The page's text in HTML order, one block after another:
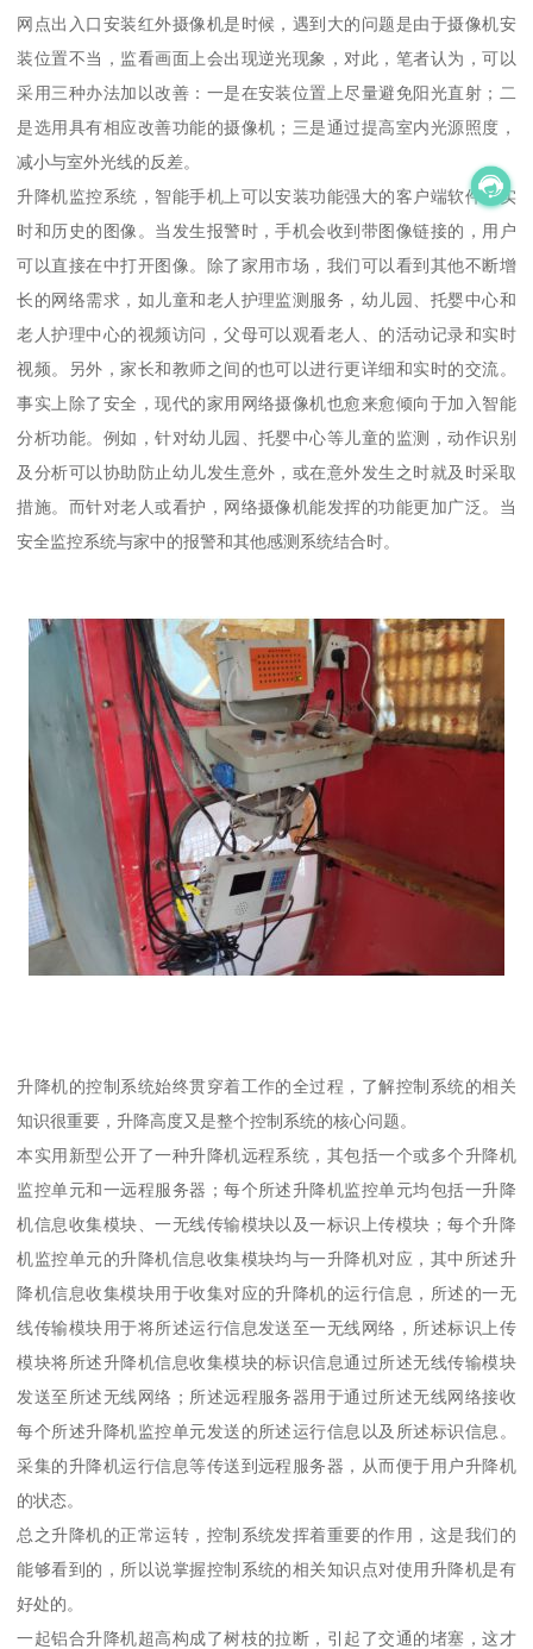
网点出入口安装红外摄像机是时候，遇到大的问题是由于摄像机安
装位置不当，监看画面上会出现逆光现象，对此，笔者认为，可以
采用三种办法加以改善：一是在安装位置上尽量避免阳光直射；二
是选用具有相应改善功能的摄像机；三是通过提高室内光源照度，
减小与室外光线的反差。
升降机监控系统，智能手机上可以安装功能强大的客户端软件，实
时和历史的图像。当发生报警时，手机会收到带图像链接的，用户
可以直接在中打开图像。除了家用市场，我们可以看到其他不断增
长的网络需求，如儿童和老人护理监测服务，幼儿园、托婴中心和
老人护理中心的视频访问，父母可以观看老人、的活动记录和实时
视频。另外，家长和教师之间的也可以进行更详细和实时的交流。
事实上除了安全，现代的家用网络摄像机也愈来愈倾向于加入智能
分析功能。例如，针对幼儿园、托婴中心等儿童的监测，动作识别
及分析可以协助防止幼儿发生意外，或在意外发生之时就及时采取
措施。而针对老人或看护，网络摄像机能发挥的功能更加广泛。当
安全监控系统与家中的报警和其他感测系统结合时。
升降机的控制系统始终贯穿着工作的全过程，了解控制系统的相关
知识很重要，升降高度又是整个控制系统的核心问题。
本实用新型公开了一种升降机远程系统，其包括一个或多个升降机
监控单元和一远程服务器；每个所述升降机监控单元均包括一升降
机信息收集模块、一无线传输模块以及一标识上传模块；每个升降
机监控单元的升降机信息收集模块均与一升降机对应，其中所述升
降机信息收集模块用于收集对应的升降机的运行信息，所述的一无
线传输模块用于将所述运行信息发送至一无线网络，所述标识上传
模块将所述升降机信息收集模块的标识信息通过所述无线传输模块
发送至所述无线网络；所述远程服务器用于通过所述无线网络接收
每个所述升降机监控单元发送的所述运行信息以及所述标识信息。
采集的升降机运行信息等传送到远程服务器，从而便于用户升降机
的状态。
总之升降机的正常运转，控制系统发挥着重要的作用，这是我们的
能够看到的，所以说掌握控制系统的相关知识点对使用升降机是有
好处的。
一起铝合升降机超高构成了树枝的拉断，引起了交通的堵塞，这才